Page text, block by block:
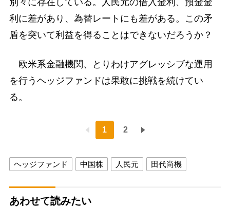
利に差があり、為替レートにも差がある。この矛
盾を突いて利益を得ることはできないだろうか？
欧米系金融機関、とりわけアグレッシブな運用
を行うヘッジファンドは果敢に挑戦を続けてい
る。
1 2
ヘッジファンド 中国株 人民元 田代尚機
あわせて読みたい